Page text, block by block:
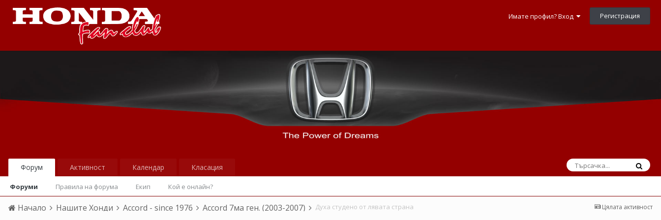
Имате профил? Вход Регистрация
Форум
Форуми Правила на форума Екип Кой е онлайн?
Активност Календар Класация
Цялата активност
Начало Нашите Хонди Accord - since 1976 Accord 7ма ген. (2003-2007) Духа студено от лявата страна